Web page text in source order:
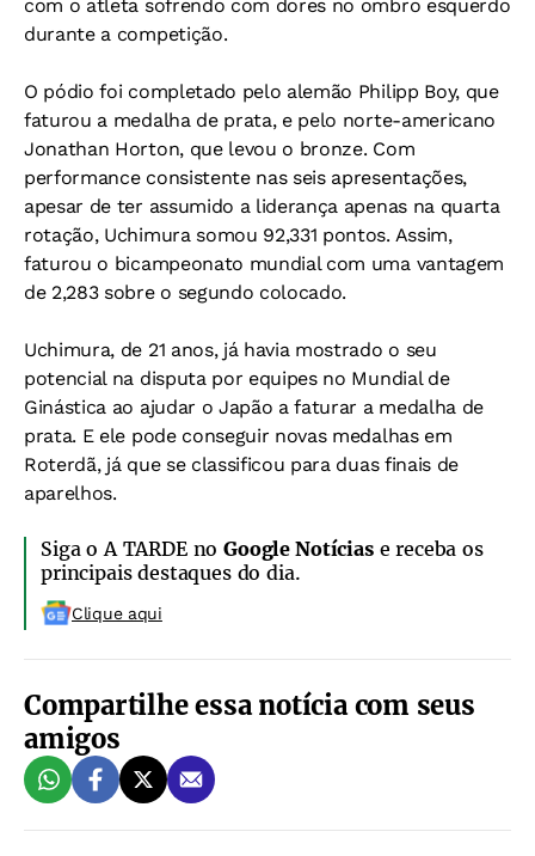
com o atleta sofrendo com dores no ombro esquerdo
durante a competição.
O pódio foi completado pelo alemão Philipp Boy, que
faturou a medalha de prata, e pelo norte-americano
Jonathan Horton, que levou o bronze. Com
performance consistente nas seis apresentações,
apesar de ter assumido a liderança apenas na quarta
rotação, Uchimura somou 92,331 pontos. Assim,
faturou o bicampeonato mundial com uma vantagem
de 2,283 sobre o segundo colocado.
Uchimura, de 21 anos, já havia mostrado o seu
potencial na disputa por equipes no Mundial de
Ginástica ao ajudar o Japão a faturar a medalha de
prata. E ele pode conseguir novas medalhas em
Roterdã, já que se classificou para duas finais de
aparelhos.
Siga o A TARDE noGoogle Notíciase receba os
principais destaques do dia.
Clique aqui
Compartilhe essa notícia com seus
amigos